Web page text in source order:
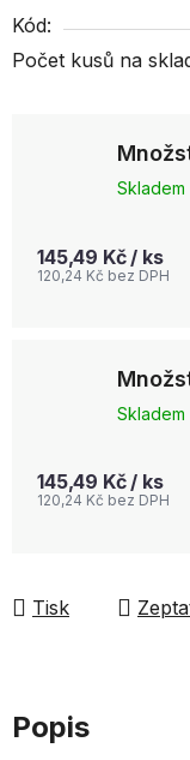
Skladem
145,49 Kč / ks
120,24 Kč bez DPH
Skladem
145,49 Kč / ks
120,24 Kč bez DPH
Kód:
Počet kusů na
Tisk
Popis